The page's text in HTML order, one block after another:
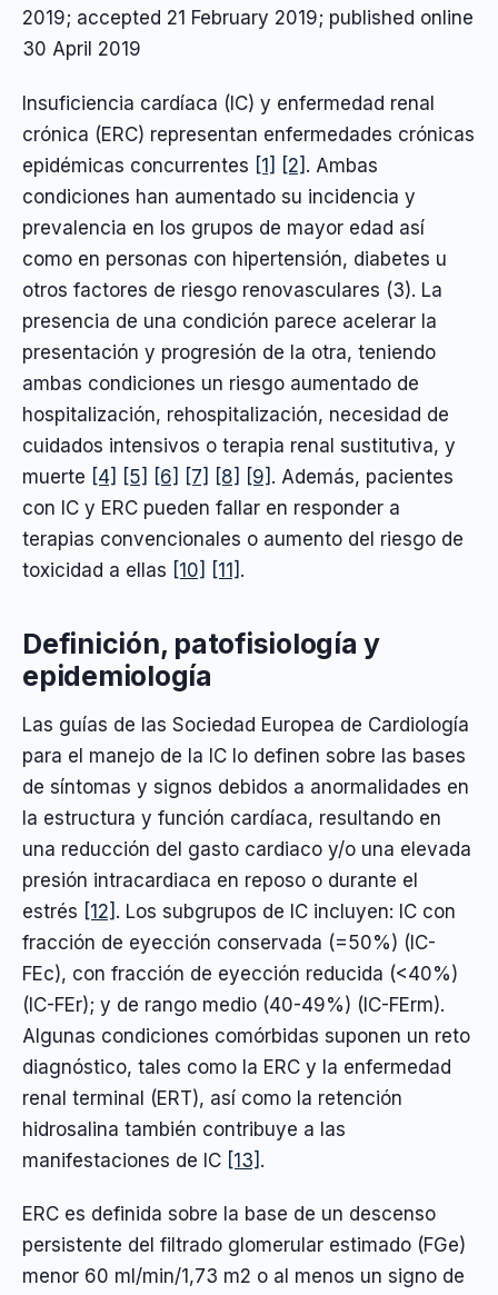
2019; accepted 21 February 2019; published online
30 April 2019
Insuficiencia cardíaca (IC) y enfermedad renal
crónica (ERC) representan enfermedades crónicas
epidémicas concurrentes [1] [2] . Ambas
condiciones han aumentado su incidencia y
prevalencia en los grupos de mayor edad así
como en personas con hipertensión, diabetes u
otros factores de riesgo renovasculares (3). La
presencia de una condición parece acelerar la
presentación y progresión de la otra, teniendo
ambas condiciones un riesgo aumentado de
hospitalización, rehospitalización, necesidad de
cuidados intensivos o terapia renal sustitutiva, y
muerte [4] [5] [6] [7] [8] [9] . Además, pacientes
con IC y ERC pueden fallar en responder a
terapias convencionales o aumento del riesgo de
toxicidad a ellas [10] [11] .
Definición, patofisiología y
epidemiología
Las guías de las Sociedad Europea de Cardiología
para el manejo de la IC lo definen sobre las bases
de síntomas y signos debidos a anormalidades en
la estructura y función cardíaca, resultando en
una reducción del gasto cardiaco y/o una elevada
presión intracardiaca en reposo o durante el
estrés [12] . Los subgrupos de IC incluyen: IC con
fracción de eyección conservada (=50%) (IC-
FEc), con fracción de eyección reducida (<40%)
(IC-FEr); y de rango medio (40-49%) (IC-FErm).
Algunas condiciones comórbidas suponen un reto
diagnóstico, tales como la ERC y la enfermedad
renal terminal (ERT), así como la retención
hidrosalina también contribuye a las
manifestaciones de IC [13] .
ERC es definida sobre la base de un descenso
persistente del filtrado glomerular estimado (FGe)
menor 60 ml/min/1,73 m2 o al menos un signo de